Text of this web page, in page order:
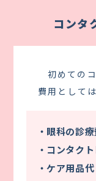
コンタ
初めての
費用として
・眼科の診
・コンタク
・ケア用品